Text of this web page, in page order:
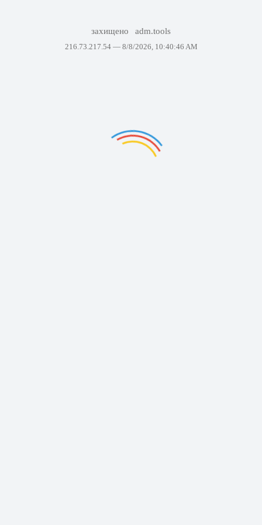
захищено adm.tools
216.73.217.54 — 8/8/2026, 10:40:46 AM